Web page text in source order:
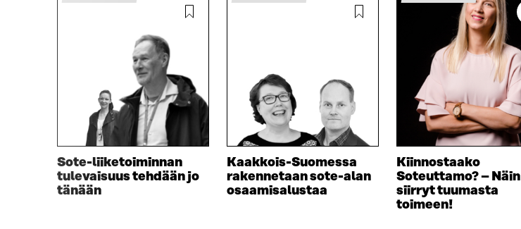
Sote-liiketoiminnan
tulevaisuus tehdään jo
tänään
Kaakkois-Suomessa
rakennetaan sote-alan
osaamisalustaa
Kiinnostaako
Soteuttamo? – Näin
siirryt tuumasta
toimeen!